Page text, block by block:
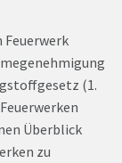
Feuerwerk
(1.
Überblick
zu